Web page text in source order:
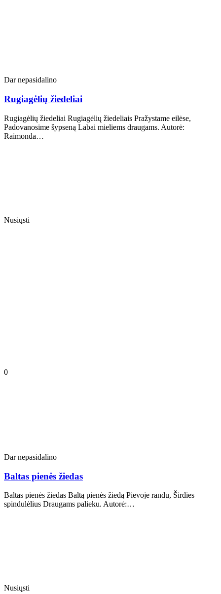
Dar nepasidalino
Rugiagėlių žiedeliai
Rugiagėlių žiedeliai Rugiagėlių žiedeliais Pražystame eilėse,
Padovanosime šypseną Labai mieliems draugams. Autorė:
Raimonda…
Nusiųsti
0
Dar nepasidalino
Baltas pienės žiedas
Baltas pienės žiedas Baltą pienės žiedą Pievoje randu, Širdies
spindulėlius Draugams palieku. Autorė:…
Nusiųsti